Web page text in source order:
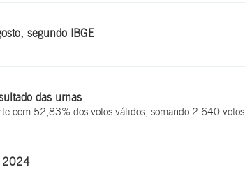
segundo IBGE
das urnas
com 52,83% dos votos válidos, somando 2.640 votos
2024